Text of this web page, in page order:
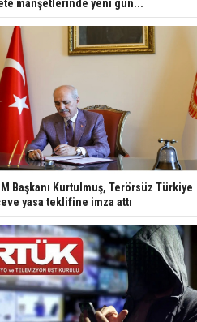
manşetlerinde yeni gün...
Başkanı Kurtulmuş, Terörsüz Türkiye
yasa teklifine imza attı